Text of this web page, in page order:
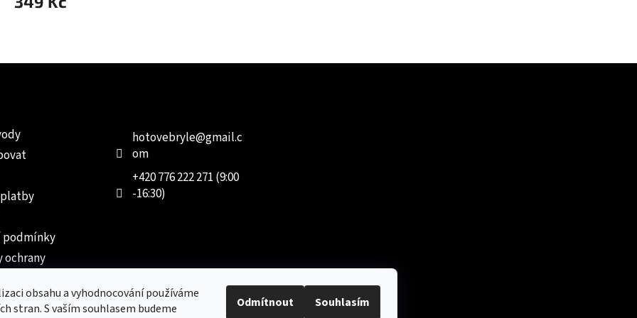
obsahu a vyhodnocování používáme
stran. S vaším souhlasem budeme
Odmítnout Souhlasím
podmínky
ochrany
hotovebryle@gmail.c
om
+420 776 222 271 (9:00
-16:30)